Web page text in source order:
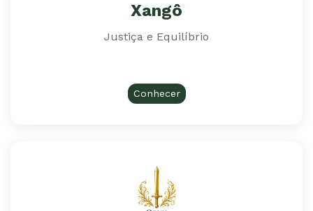
Xangô
Justiça e Equilíbrio
Conhecer